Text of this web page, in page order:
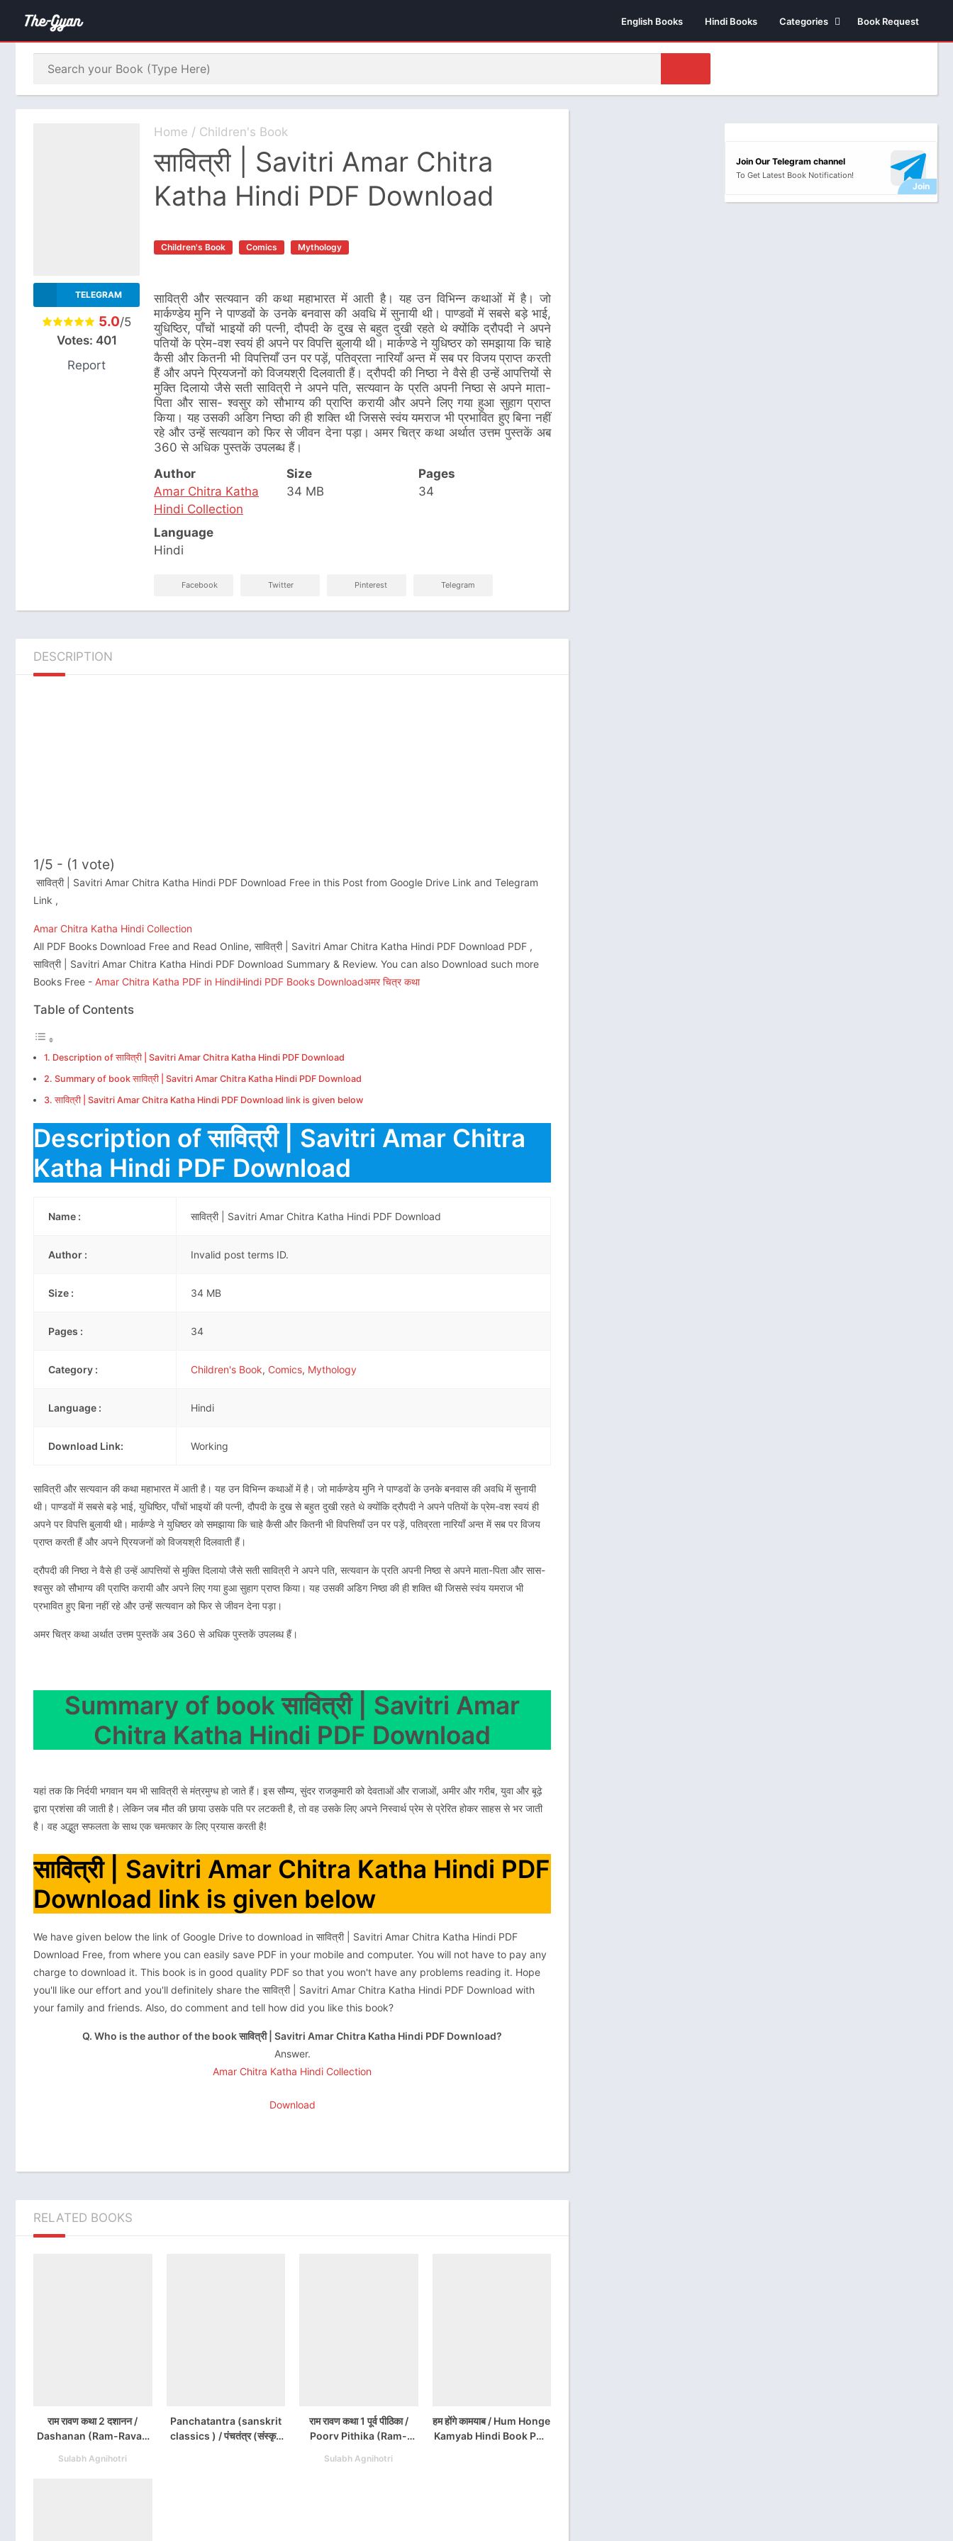
English Books Hindi Books Categories
Biography /
Health
Novels
Novels
Book Request
Home / Children's Book
सावित्री | Savitri Amar Chitra
Katha Hindi PDF Download
Children's Book Comics Mythology
सावित्री और सत्यवान की कथा महाभारत में आती है। यह उन विभिन्न कथाओं में है। जो
मार्कण्डेय मुनि ने पाण्डवों के उनके बनवास की अवधि में सुनायी थी। पाण्डवों में सबसे बड़े भाई,
युधिष्ठिर, पाँचों भाइयों की पत्नी, दौपदी के दुख से बहुत दुखी रहते थे क्योंकि द्रौपदी ने अपने
पतियों के प्रेम-वश स्वयं ही अपने पर विपत्ति बुलायी थी। मार्कण्डे ने युधिष्ठर को समझाया कि चाहे
कैसी और कितनी भी विपत्तियाँ उन पर पड़ें, पतिव्रता नारियाँ अन्त में सब पर विजय प्राप्त करती
हैं और अपने प्रियजनों को विजयश्री दिलवाती हैं। द्रौपदी की निष्ठा ने वैसे ही उन्हें आपत्तियों से
मुक्ति दिलायो जैसे सती सावित्री ने अपने पति, सत्यवान के प्रति अपनी निष्ठा से अपने माता-
पिता और सास- श्वसुर को सौभाग्य की प्राप्ति करायी और अपने लिए गया हुआ सुहाग प्राप्त
किया। यह उसकी अडिग निष्ठा की ही शक्ति थी जिससे स्वंय यमराज भी प्रभावित हुए बिना नहीं
रहे और उन्हें सत्यवान को फिर से जीवन देना पड़ा। अमर चित्र कथा अर्थात उत्तम पुस्तकें अब
360 से अधिक पुस्तकें उपलब्ध हैं।
TELEGRAM
5.0/5
Votes: 401
Report
Author
Amar Chitra Katha
Hindi Collection
Size
34 MB
Pages
34
Language
Hindi
Facebook Twitter Pinterest Telegram
DESCRIPTION
1/5 - (1 vote)
सावित्री | Savitri Amar Chitra Katha Hindi PDF Download Free in this Post from Google Drive Link and Telegram
Link ,
Amar Chitra Katha Hindi Collection
All PDF Books Download Free and Read Online, सावित्री | Savitri Amar Chitra Katha Hindi PDF Download PDF ,
सावित्री | Savitri Amar Chitra Katha Hindi PDF Download Summary & Review. You can also Download such more
Books Free - Amar Chitra Katha PDF in HindiHindi PDF Books Downloadअमर चित्र कथा
Table of Contents
Description of सावित्री | Savitri Amar Chitra Katha Hindi PDF Download
Summary of book सावित्री | Savitri Amar Chitra Katha Hindi PDF Download
सावित्री | Savitri Amar Chitra Katha Hindi PDF Download link is given below
Description of सावित्री | Savitri Amar Chitra
Katha Hindi PDF Download
Name : सावित्री | Savitri Amar Chitra Katha Hindi PDF Download
Author : Invalid post terms ID.
Size : 34 MB
Pages : 34
Category : Children's Book, Comics, Mythology
Language : Hindi
Download Link: Working
सावित्री और सत्यवान की कथा महाभारत में आती है। यह उन विभिन्न कथाओं में है। जो मार्कण्डेय मुनि ने पाण्डवों के उनके बनवास की अवधि में सुनायी
थी। पाण्डवों में सबसे बड़े भाई, युधिष्ठिर, पाँचों भाइयों की पत्नी, दौपदी के दुख से बहुत दुखी रहते थे क्योंकि द्रौपदी ने अपने पतियों के प्रेम-वश स्वयं ही
अपने पर विपत्ति बुलायी थी। मार्कण्डे ने युधिष्ठर को समझाया कि चाहे कैसी और कितनी भी विपत्तियाँ उन पर पड़ें, पतिव्रता नारियाँ अन्त में सब पर विजय
प्राप्त करती हैं और अपने प्रियजनों को विजयश्री दिलवाती हैं।
द्रौपदी की निष्ठा ने वैसे ही उन्हें आपत्तियों से मुक्ति दिलायो जैसे सती सावित्री ने अपने पति, सत्यवान के प्रति अपनी निष्ठा से अपने माता-पिता और सास-
श्वसुर को सौभाग्य की प्राप्ति करायी और अपने लिए गया हुआ सुहाग प्राप्त किया। यह उसकी अडिग निष्ठा की ही शक्ति थी जिससे स्वंय यमराज भी
प्रभावित हुए बिना नहीं रहे और उन्हें सत्यवान को फिर से जीवन देना पड़ा।
अमर चित्र कथा अर्थात उत्तम पुस्तकें अब 360 से अधिक पुस्तकें उपलब्ध हैं।
Summary of book सावित्री | Savitri Amar
Chitra Katha Hindi PDF Download
यहां तक कि निर्दयी भगवान यम भी सावित्री से मंत्रमुग्ध हो जाते हैं। इस सौम्य, सुंदर राजकुमारी को देवताओं और राजाओं, अमीर और गरीब, युवा और बूढ़े
द्वारा प्रशंसा की जाती है। लेकिन जब मौत की छाया उसके पति पर लटकती है, तो वह उसके लिए अपने निस्वार्थ प्रेम से प्रेरित होकर साहस से भर जाती
है। वह अद्भुत सफलता के साथ एक चमत्कार के लिए प्रयास करती है!
सावित्री | Savitri Amar Chitra Katha Hindi PDF
Download link is given below
We have given below the link of Google Drive to download in सावित्री | Savitri Amar Chitra Katha Hindi PDF
Download Free, from where you can easily save PDF in your mobile and computer. You will not have to pay any
charge to download it. This book is in good quality PDF so that you won't have any problems reading it. Hope
you'll like our effort and you'll definitely share the सावित्री | Savitri Amar Chitra Katha Hindi PDF Download with
your family and friends. Also, do comment and tell how did you like this book?
Q. Who is the author of the book सावित्री | Savitri Amar Chitra Katha Hindi PDF Download?
Answer.
Amar Chitra Katha Hindi Collection
Download
RELATED BOOKS
राम रावण कथा 2 दशानन /
Dashanan (Ram-Ravan
Download
Sulabh Agnihotri
Panchatantra (sanskrit
classics ) / पंचतंत्र (संस्कृत
राम रावण कथा 1 पूर्व पीठिका /
Poorv Pithika (Ram-
PDF Download
Sulabh Agnihotri
हम होंगे कामयाब / Hum Honge
Kamyab Hindi Book PDF
Join Our Telegram channel
To Get Latest Book Notification!